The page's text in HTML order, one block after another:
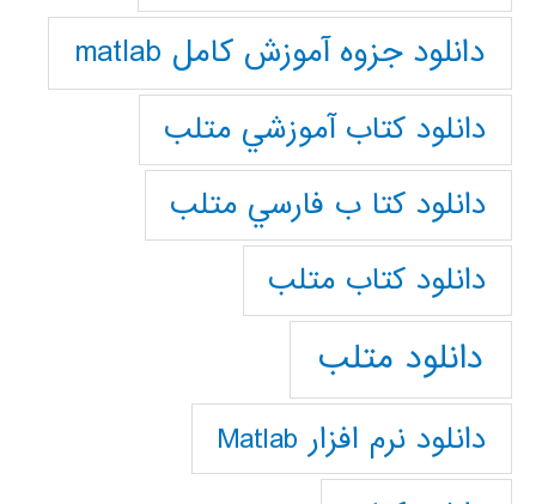
دانلود جزوه آموزش کامل matlab
دانلود كتاب آموزشي متلب
دانلود كتا ب فارسي متلب
دانلود كتاب متلب
دانلود متلب
دانلود نرم افزار Matlab